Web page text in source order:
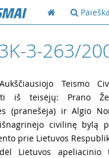
Paieška
3-263/
Teismo
iš teisėjų: Prano
(pranešėja) ir Algio
civilinę bylą
prie Lietuvos
Lietuvos